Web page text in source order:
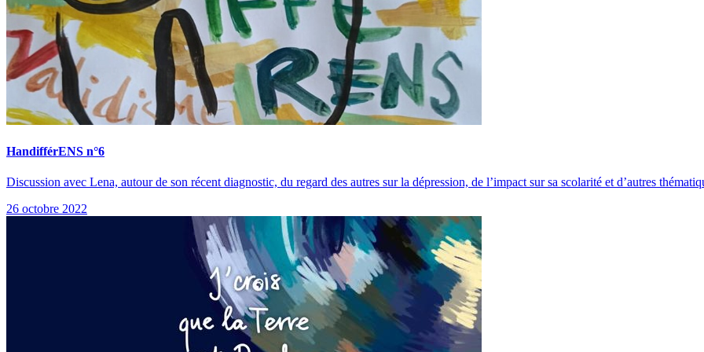
HandifférENS n°6
Discussion avec Lena, autour de son récent diagnostic, du regard des autres sur la dépression, de l’impact sur sa scolarité et d’autres
26 octobre 2022